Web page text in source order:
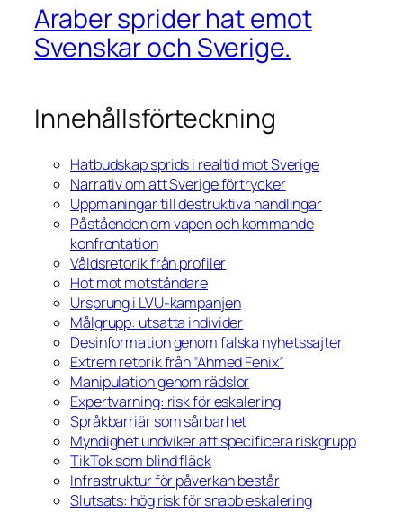
Araber sprider hat emot
Svenskar och Sverige.
Innehållsförteckning
Hatbudskap sprids i realtid mot Sverige
Narrativ om att Sverige förtrycker
Uppmaningar till destruktiva handlingar
Påståenden om vapen och kommande
konfrontation
Våldsretorik från profiler
Hot mot motståndare
Ursprung i LVU-kampanjen
Målgrupp: utsatta individer
Desinformation genom falska nyhetssajter
Extrem retorik från ”Ahmed Fenix”
Manipulation genom rädslor
Expertvarning: risk för eskalering
Språkbarriär som sårbarhet
Myndighet undviker att specificera riskgrupp
TikTok som blind fläck
Infrastruktur för påverkan består
Slutsats: hög risk för snabb eskalering